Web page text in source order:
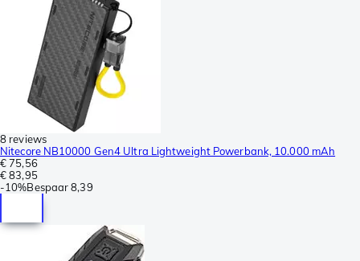
8 reviews
Nitecore NB10000 Gen4 Ultra Lightweight Powerbank, 10.000 mAh
€ 75,56
€ 83,95
-10%Bespaar 8,39